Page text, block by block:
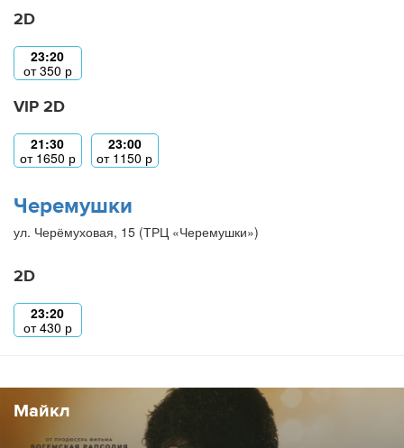
2D
23:20
от350 р
VIP 2D
21:30
от 1650 р
23:00
от 1150 р
Черемушки
ул. Черёмуховая, 15 (ТРЦ «Черемушки»)
2D
23:20
от430 р
Майкл